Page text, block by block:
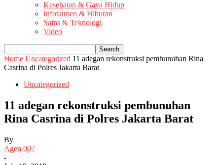
Kesehatan & Gaya Hidup
Infotaimen & Hiburan
Sains & Teknologi
Video
Home Uncategorized 11 adegan rekonstruksi pembunuhan Rina
Casrina di Polres Jakarta Barat
Uncategorized
11 adegan rekonstruksi pembunuhan
Rina Casrina di Polres Jakarta Barat
By
Agen 007
-